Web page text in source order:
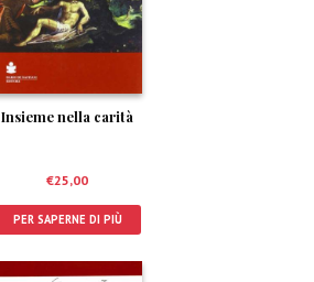
Insieme nella carità
€25,00
PER SAPERNE DI PIÙ